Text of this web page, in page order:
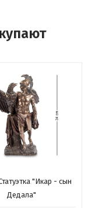
"Икар - сын
Дедала"